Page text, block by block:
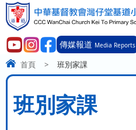
傳媒報道 Media Reports
首頁 > 班別家課
班別家課